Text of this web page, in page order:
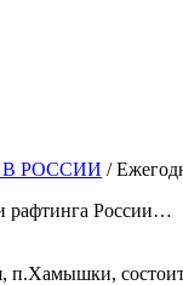
РОССИИ /
рафтинга России…
п.Хамышки,